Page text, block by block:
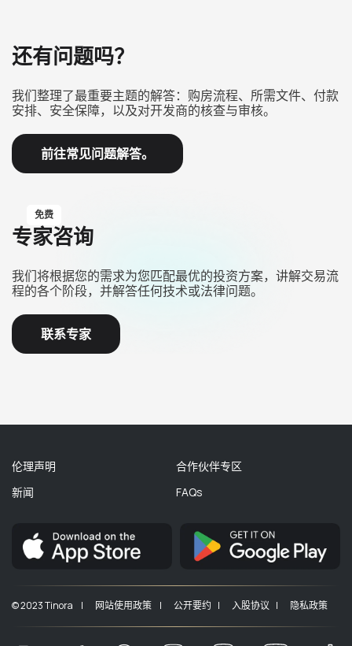
还有问题吗？
我们整理了最重要主题的解答：购房流程、所需文件、付款
安排、安全保障，以及对开发商的核查与审核。
前往常见问题解答。
免费
专家咨询
我们将根据您的需求为您匹配最优的投资方案，讲解交易流
程的各个阶段，并解答任何技术或法律问题。
联系专家
伦理声明
新闻
合作伙伴专区
FAQs
© 2023 Tinora | 网站使用政策 | 公开要约 | 入股协议 | 隐私政策